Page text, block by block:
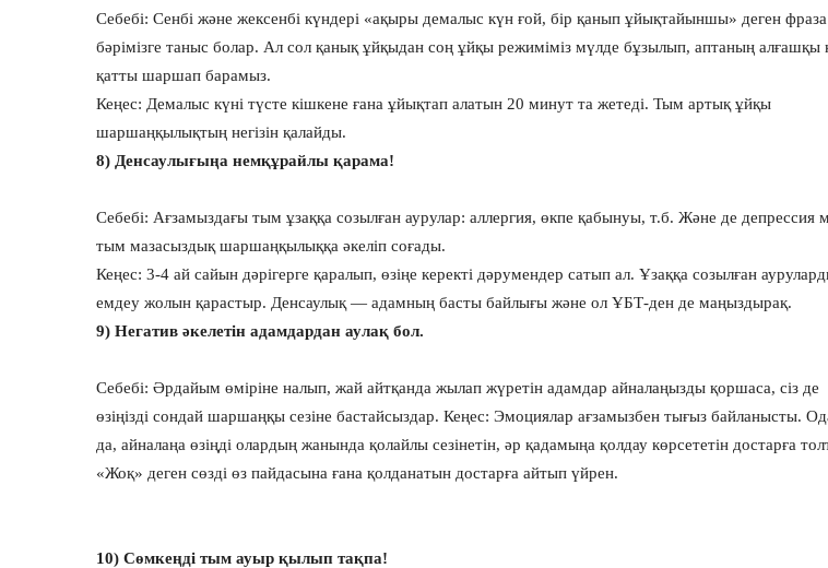
Себебі: Сенбі және жексенбі күндері «ақыры демалыс күн ғой, бір қанып ұйықтайыншы» деген фраза
бәрімізге таныс болар. Ал сол қанық ұйқыдан соң ұйқы режиміміз мүлде бұзылып, аптаның алғашқы
қатты шаршап барамыз.
Кеңес: Демалыс күні түсте кішкене ғана ұйықтап алатын 20 минут та жетеді. Тым артық ұйқы
шаршаңқылықтың негізін қалайды.
8) Денсаулығыңа немқұрайлы қарама!
Себебі: Ағзамыздағы тым ұзаққа созылған аурулар: аллергия, өкпе қабынуы, т.б. Және де депрессия
тым мазасыздық шаршаңқылыққа әкеліп соғады.
Кеңес: 3-4 ай сайын дәрігерге қаралып, өзіңе керекті дәрумендер сатып ал. Ұзаққа созылған
емдеу жолын қарастыр. Денсаулық — адамның басты байлығы және ол ҰБТ-ден де маңыздырақ.
9) Негатив әкелетін адамдардан аулақ бол.
Себебі: Әрдайым өміріне налып, жай айтқанда жылап жүретін адамдар айналаңызды қоршаса, сіз де
өзіңізді сондай шаршаңқы сезіне бастайсыздар. Кеңес: Эмоциялар ағзамызбен тығыз байланысты.
да, айналаңа өзіңді олардың жанында қолайлы сезінетін, әр қадамыңа қолдау көрсететін достарға
«Жоқ» деген сөзді өз пайдасына ғана қолданатын достарға айтып үйрен.
10) Сөмкеңді тым ауыр қылып тақпа!